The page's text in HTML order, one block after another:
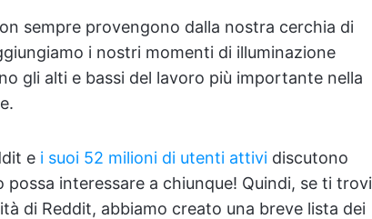
sempre provengono dalla nostra cerchia di
i nostri momenti di illuminazione
gli alti e bassi del lavoro più importante nella
e i suoi 52 milioni di utenti attivi discutono
interessare a chiunque! Quindi, se ti trovi
di Reddit, abbiamo creato una breve lista dei